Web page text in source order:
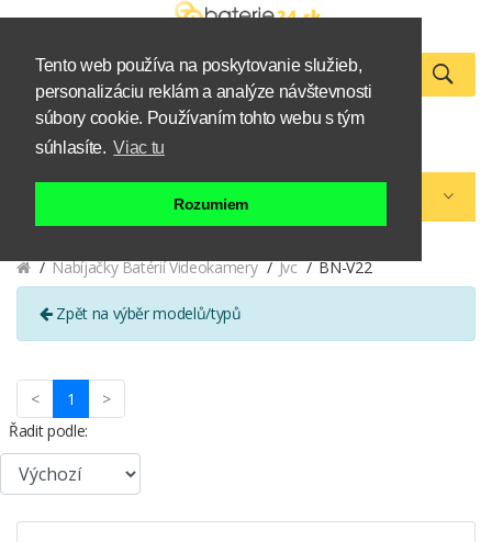
Tento web používa na poskytovanie služieb,
personalizáciu reklám a analýze návštevnosti
súbory cookie. Používaním tohto webu s tým
súhlasíte. Viac tu
Rozumiem
Košík Zákazník
Kategórie eshopu
Nabíjačky Batérií Videokamery Jvc BN-V22
Zpět na výběr modelů/typů
< 1 (current)
>
Řadit podle: